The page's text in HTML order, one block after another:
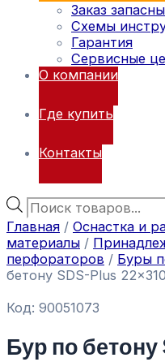
Заказ
Схемы
Гарантия
Сервисные
О компании
Где купить
Контакты
Главная / Оснастка и
материалы /
перфораторов / Буры
бетону SDS-Plus
Код: 90051073
Бур по